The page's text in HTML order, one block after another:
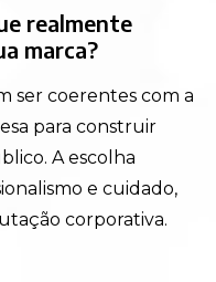
realmente
marca?
ser coerentes com a
para construir
A escolha
e cuidado,
corporativa.